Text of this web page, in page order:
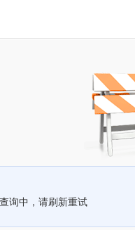
询中，请刷新重试